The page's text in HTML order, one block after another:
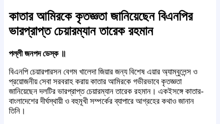
কাতার আমিরকে কৃতজ্ঞতা জানিয়েছেন বিএনপির
ভারপ্রাপ্ত চেয়ারম্যান তারেক রহমান
পল্লী জনপদ ডেস্ক ॥
বিএনপি চেয়ারপারসন বেগম খালেদা জিয়ার জন্য বিশেষ এয়ার অ্যাম্বুলেন্স ও
প্রয়োজনীয় সেবা সরবরাহ করায় কাতার আমিরকে গভীরভাবে কৃতজ্ঞতা
জানিয়েছেন দলটির ভারপ্রাপ্ত চেয়ারম্যান তারেক রহমান। একইসঙ্গে কাতার-
বাংলাদেশের দীর্ঘস্থায়ী ও বহুমূখী সম্পর্কের ব্যাপারে আগ্রহের কথাও জানান
তিনি।